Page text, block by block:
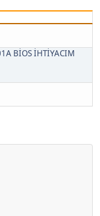
BİOS İHTİYACIM